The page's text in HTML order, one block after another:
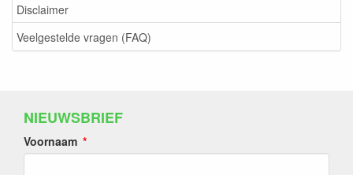
Disclaimer
Veelgestelde vragen (FAQ)
NIEUWSBRIEF
Voornaam